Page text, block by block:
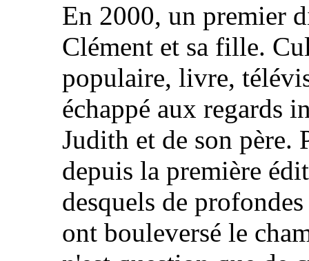
En 2000, un premier
Clément et sa fille.
populaire, livre,
échappé aux regards
Judith et de son père.
depuis la première
desquels de
ont bouleversé le